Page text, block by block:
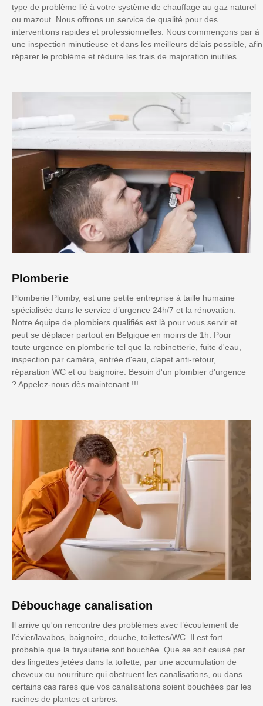
type de problème lié à votre système de chauffage au gaz naturel
ou mazout. Nous offrons un service de qualité pour des
interventions rapides et professionnelles. Nous commençons par à
une inspection minutieuse et dans les meilleurs délais possible, afin
réparer le problème et réduire les frais de majoration inutiles.
Plomberie
Plomberie Plomby, est une petite entreprise à taille humaine
spécialisée dans le service d’urgence 24h/7 et la rénovation.
Notre équipe de plombiers qualifiés est là pour vous servir et
peut se déplacer partout en Belgique en moins de 1h. Pour
toute urgence en plomberie tel que la robinetterie, fuite d'eau,
inspection par caméra, entrée d'eau, clapet anti-retour,
réparation WC et ou baignoire. Besoin d'un plombier d'urgence
? Appelez-nous dès maintenant !!!
Débouchage canalisation
Il arrive qu'on rencontre des problèmes avec l’écoulement de
l’évier/lavabos, baignoire, douche, toilettes/WC. Il est fort
probable que la tuyauterie soit bouchée. Que se soit causé par
des lingettes jetées dans la toilette, par une accumulation de
cheveux ou nourriture qui obstruent les canalisations, ou dans
certains cas rares que vos canalisations soient bouchées par les
racines de plantes et arbres.